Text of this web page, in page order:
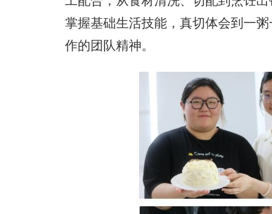
掌握基础生活技能，真切体会到一
作的团队精神。